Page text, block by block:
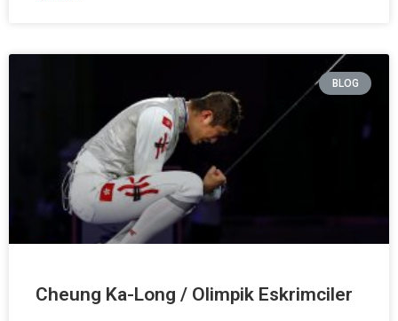
BLOG
Cheung Ka-Long / Olimpik Eskrimciler